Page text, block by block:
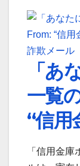
詐欺メール
「あ
一覧
“信用
「信用金